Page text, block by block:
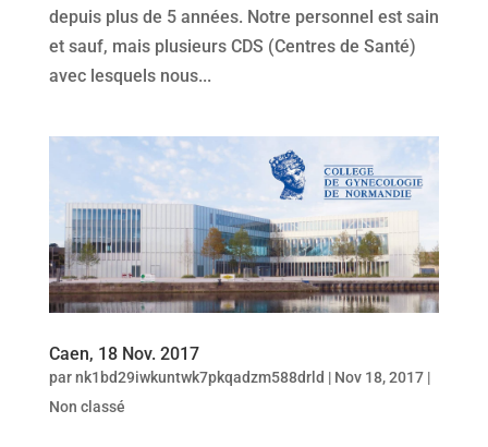
depuis plus de 5 années. Notre personnel est sain
et sauf, mais plusieurs CDS (Centres de Santé)
avec lesquels nous...
Caen, 18 Nov. 2017
parnk1bd29iwkuntwk7pkqadzm588drld | Nov 18, 2017|
Non classé